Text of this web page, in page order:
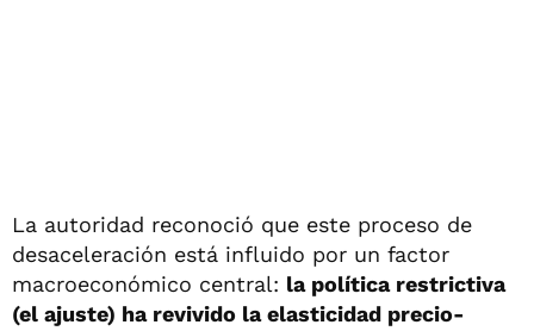
La autoridad reconoció que este proceso de
desaceleración está influido por un factor
macroeconómico central: la política restrictiva
(el ajuste) ha revivido la elasticidad precio-